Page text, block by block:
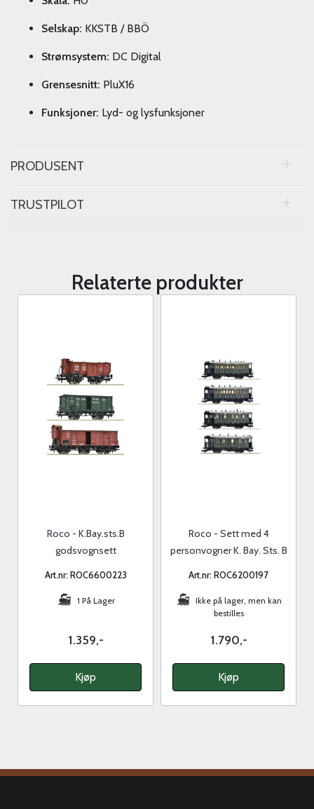
Selskap: KKSTB / BBÖ
Strømsystem: DC Digital
Grensesnitt: PluX16
Funksjoner: Lyd- og lysfunksjoner
PRODUSENT
TRUSTPILOT
Relaterte produkter
Roco - K.Bay.sts.B
godsvognsett
Art.nr: ROC6600223
1 På Lager
1.359,-
Kjøp
Roco - Sett med 4
personvogner K. Bay. Sts. B
Art.nr: ROC6200197
Ikke på lager, men kan
bestilles
1.790,-
Kjøp